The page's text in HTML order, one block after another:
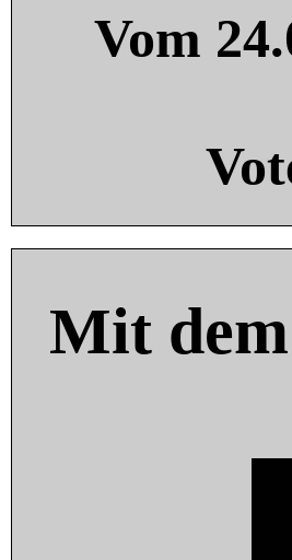
Vom
Mit